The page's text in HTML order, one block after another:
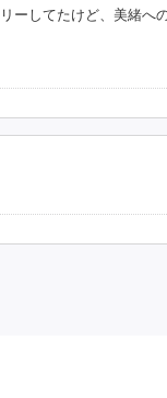
ーしてたけど、美緒へ